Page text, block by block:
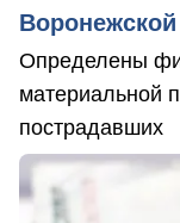
Определены
материальной
пострадавших